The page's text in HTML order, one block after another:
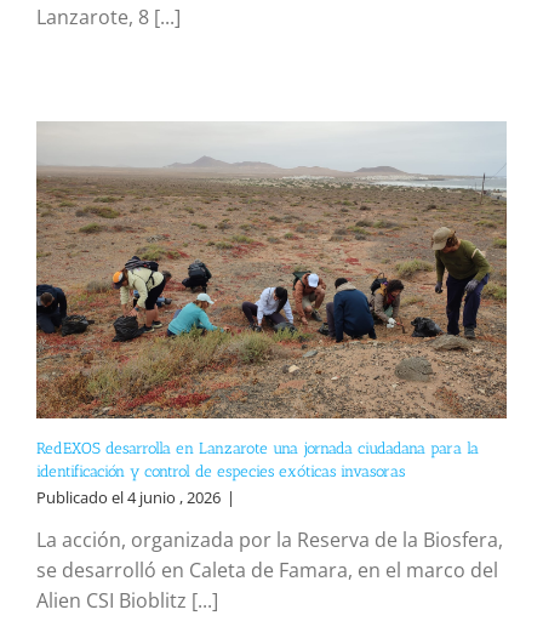
Lanzarote, 8 [...]
RedEXOS desarrolla en Lanzarote una jornada ciudadana para la
identificación y control de especies exóticas invasoras
Publicado el 4 junio , 2026 |
La acción, organizada por la Reserva de la Biosfera,
se desarrolló en Caleta de Famara, en el marco del
Alien CSI Bioblitz [...]